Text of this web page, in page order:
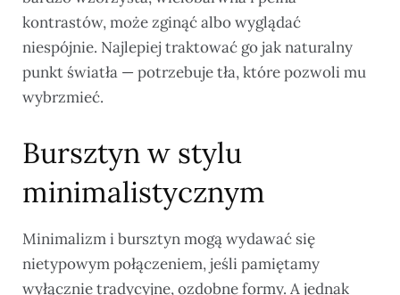
kontrastów, może zginąć albo wyglądać
niespójnie. Najlepiej traktować go jak naturalny
punkt światła — potrzebuje tła, które pozwoli mu
wybrzmieć.
Bursztyn w stylu
minimalistycznym
Minimalizm i bursztyn mogą wydawać się
nietypowym połączeniem, jeśli pamiętamy
wyłącznie tradycyjne, ozdobne formy. A jednak